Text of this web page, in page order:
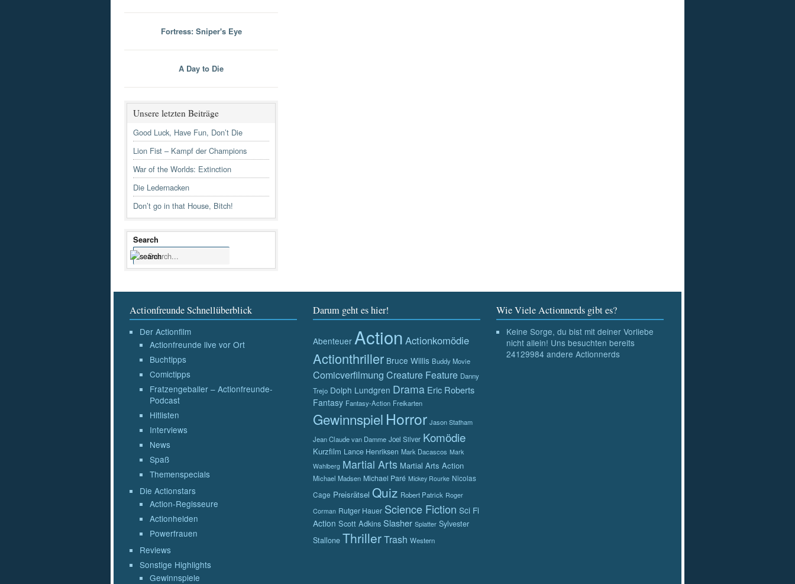
Fortress: Sniper's Eye
A Day to Die
Unsere letzten Beiträge
Good Luck, Have Fun, Don’t Die
Lion Fist – Kampf der Champions
War of the Worlds: Extinction
Die Ledernacken
Don’t go in that House, Bitch!
Search
Actionfreunde Schnellüberblick
Der Actionfilm
Actionfreunde live vor Ort
Buchtipps
Comictipps
Fratzengeballer – Actionfreunde-
Podcast
Hitlisten
Interviews
News
Spaß
Themenspecials
Die Actionstars
Action-Regisseure
Actionhelden
Powerfrauen
Reviews
Sonstige Highlights
Gewinnspiele
Darum geht es hier!
Abenteuer Action Actionkomödie
Actionthriller Bruce Willis Buddy Movie
Comicverfilmung Creature Feature Danny
Trejo Dolph Lundgren Drama Eric Roberts
Fantasy Fantasy-Action Freikarten
Gewinnspiel Horror Jason Statham
Jean Claude van Damme Joel Silver Komödie
Kurzfilm Lance Henriksen Mark Dacascos Mark
Wahlberg Martial Arts Martial Arts Action
Michael Madsen Michael Paré Mickey Rourke Nicolas
Cage Preisrätsel Quiz Robert Patrick Roger
Corman Rutger Hauer Science Fiction Sci Fi
Action Scott Adkins Slasher Splatter Sylvester
Stallone ThrillerTrash Western
Wie Viele Actionnerds gibt es?
Keine Sorge, du bist mit deiner Vorliebe
nicht allein! Uns besuchten bereits
24129984 andere Actionnerds